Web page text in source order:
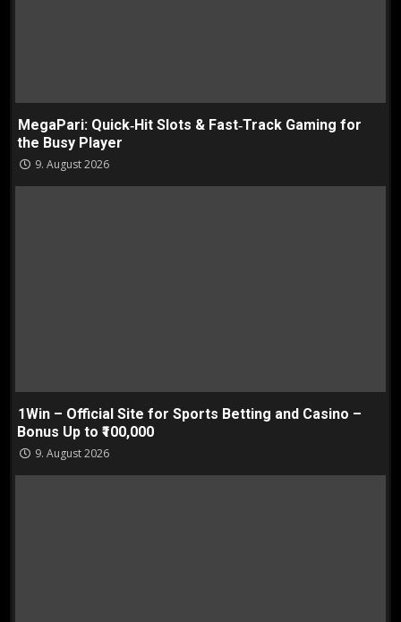
MegaPari: Quick‑Hit Slots & Fast‑Track Gaming for
the Busy Player
9. August 2026
1Win – Official Site for Sports Betting and Casino –
Bonus Up to ₹100,000
9. August 2026